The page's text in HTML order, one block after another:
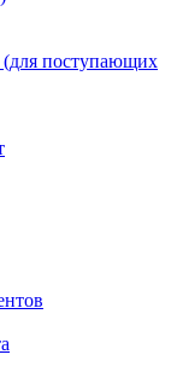
поступающих